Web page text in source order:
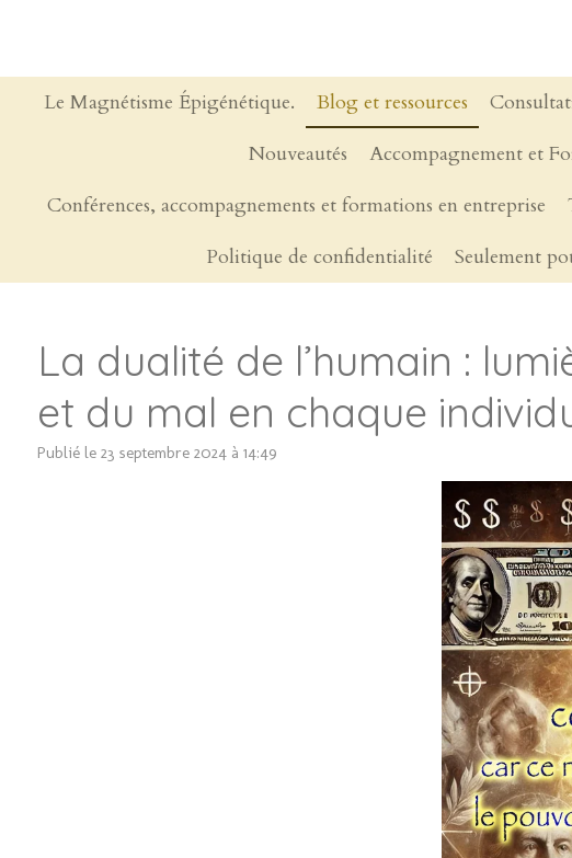
principal
Le Magnétisme Épigénétique. Blog et ressources
Nouveautés
Accompagnement et
Conférences, accompagnements et formations en entreprise
Politique de confidentialité
Seulement
La dualité de l’humain :
et du mal en chaque
Publié le 23 septembre 2024 à 14:49